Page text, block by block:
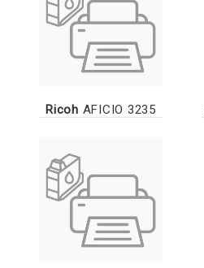
Ricoh AFICIO 3235